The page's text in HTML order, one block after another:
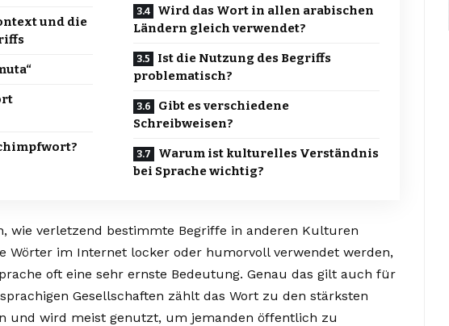
und die
Wird das Wort in allen arabischen
Ländern gleich verwendet?
Ist die Nutzung des Begriffs
problematisch?
Gibt es verschiedene
Schreibweisen?
Warum ist kulturelles Verständnis
bei Sprache wichtig?
wie verletzend bestimmte Begriffe in anderen Kulturen
Wörter im Internet locker oder humorvoll verwendet werden,
oft eine sehr ernste Bedeutung. Genau das gilt auch für
Gesellschaften zählt das Wort zu den stärksten
und wird meist genutzt, um jemanden öffentlich zu